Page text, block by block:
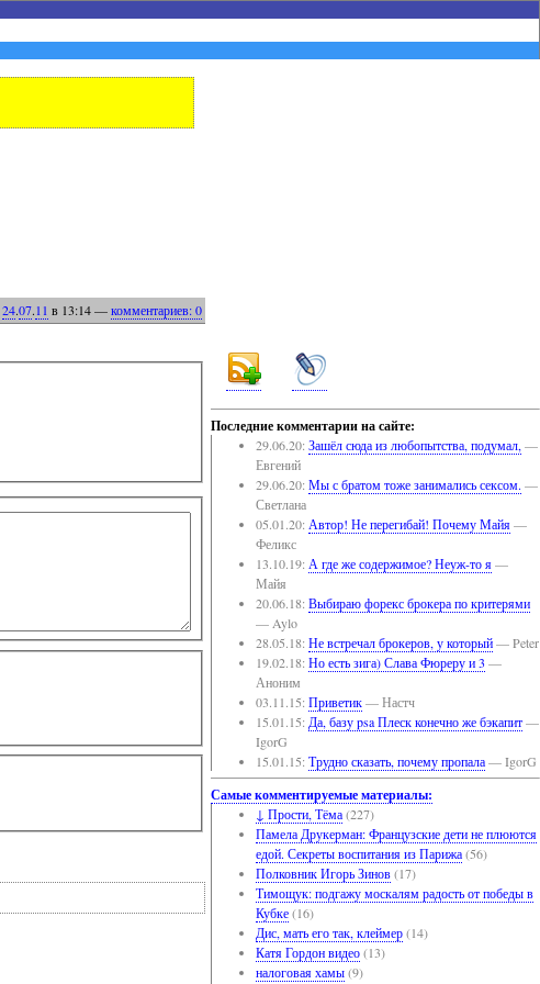
Последние комментарии на сайте:
29.06.20: Зашёл сюда из любопытства, подумал, —
Евгений
29.06.20: Мы с братом тоже занимались сексом. —
Светлана
05.01.20: Автор! Не перегибай! Почему Майя—
Феликс
13.10.19: А где же содержимое? Неуж-то я—
Майя
20.06.18: Выбираю форекс брокера по критерями
— Aylo
28.05.18: Не встречал брокеров, у который— Peter
19.02.18: Но есть зига) Слава Фюреру и 3 —
Аноним
03.11.15: Приветик— Настч
15.01.15: Да, базу psa Плеск конечно же бэкапит—
IgorG
15.01.15: Трудно сказать, почему пропала— IgorG
Самые комментируемые материалы:
↓ Прости, Тёма(227)
Памела Друкерман: Французские дети не плюются
едой. Секреты воспитания из Парижа(56)
Полковник Игорь Зинов(17)
Тимощук: подгажу москалям радость от победы в
Кубке(16)
Дис, мать его так, клеймер(14)
Катя Гордон видео(13)
налоговая хамы(9)
24.07.11 в 13:14—комментариев: 0